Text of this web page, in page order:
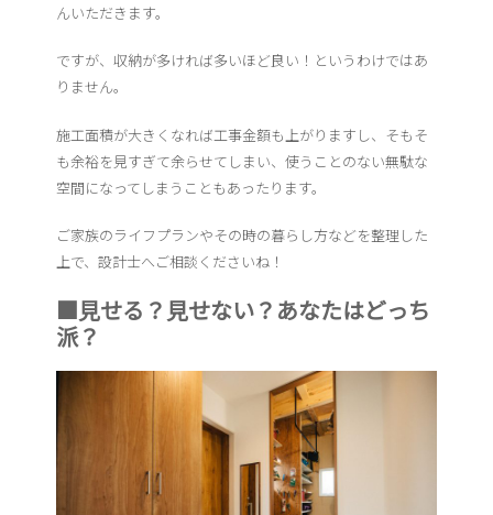
んいただきます。
ですが、収納が多ければ多いほど良い！というわけではあ
りません。
施工面積が大きくなれば工事金額も上がりますし、そもそ
も余裕を見すぎて余らせてしまい、使うことのない無駄な
空間になってしまうこともあったります。
ご家族のライフプランやその時の暮らし方などを整理した
上で、設計士へご相談くださいね！
■見せる？見せない？あなたはどっち
派？